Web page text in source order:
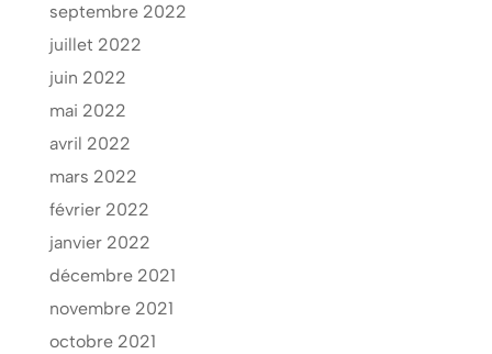
septembre 2022
juillet 2022
juin 2022
mai 2022
avril 2022
mars 2022
février 2022
janvier 2022
décembre 2021
novembre 2021
octobre 2021